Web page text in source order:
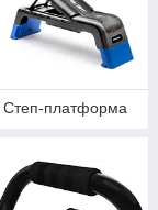
Степ-платформа